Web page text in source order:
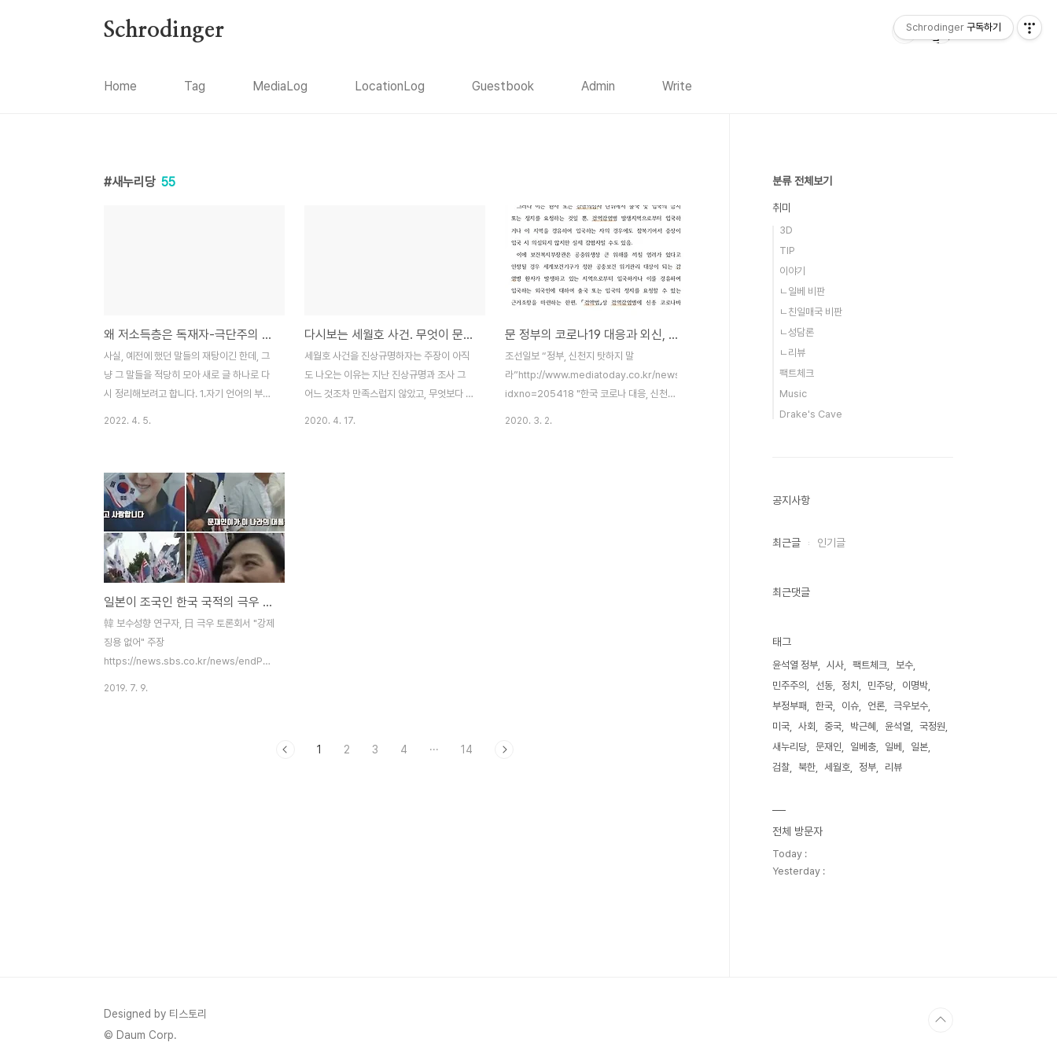
Schrodinger
Home Tag MediaLog LocationLog Guestbook Admin Write
새누리당 55
왜 저소득층은 독재자-극단주의 세력을 선호하는가?
사실, 예전에 했던 말들의 재탕이긴 한데, 그
냥 그 말들을 적당히 모아 새로 글 하나로 다
시 정리해보려고 합니다. 1.자기 언어의 부재,
소 반사회적이었던 이들에게 철학책을 주고
그것을 계속해서 읽도록 시킨 것이었습니다.
그들은 이 임무를 잘 수행했고, 나중에 가서
는 반사회적인 행동을 하지 않게 되었죠. 이
렇게 말했습니다. 자신은 많은 것에 불만이었
지만 왜 불만이었고 뭐가 문제였는지 알지 못
했다. 알지 못했기 때문에 더 화가 났고 무엇
에 화가 났는지 모르니 아무 곳에나 그것을
분출했다. 그러나 철학책을 읽으면서 자기 생
각을 잘 정리하..
2022. 4. 5.
다시보는 세월호 사건. 무엇이 문제고, 왜 정치화 됐는가.
세월호 사건을 진상규명하자는 주장이 아직
도 나오는 이유는 지난 진상규명과 조사 그
어느 것조차 만족스럽지 않았고, 무엇보다 그
2020. 4. 17.
문 정부의 코로나19 대응과 외신, 보수세력의 정치공세 전략.
조선일보 “정부, 신천지 탓하지 말
라”http://www.mediatoday.co.kr/news/articleView.html?
idxno=205418 "한국 코로나 대응, 신천지
준)http://m.newspim.com/news/view/20200229000017[단
2020. 3. 2.
일본이 조국인 한국 국적의 극우 명예 일본인들.
韓 보수성향 연구자, 日 극우 토론회서 "강제
징용 없어" 주장
https://news.sbs.co.kr/news/endPage.do?
mode=LSD&mid=sec&sid1=100&oid=005&aid=0001215685&viewType=pc
2019. 7. 9.
1 2 3 4 ··· 14
분류 전체보기
취미
3D
TIP
이야기
ㄴ일베 비판
ㄴ친일매국 비판
ㄴ성담론
ㄴ리뷰
팩트체크
Music
Drake's Cave
공지사항
최근글 인기글
최근댓글
태그
윤석열 정부 시사 팩트체크
보수
민주주의
선동 정치 민주당
이명박
부정부패
한국 이슈 언론
극우보수
미국
사회 중국 박근혜 윤석열
국정원
새누리당
문재인 일베충 일베
일본
검찰
북한 세월호 정부 리뷰
전체 방문자
Today :
Yesterday :
Designed by 티스토리
© Daum Corp.
Schrodinger 구독하기